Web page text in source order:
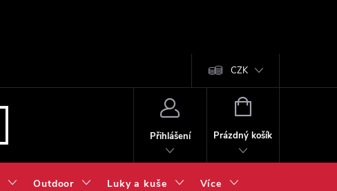
CZK
Přihlášení
NÁKUPNÍ
Prázdný košík
Outdoor Luky a kuše Více